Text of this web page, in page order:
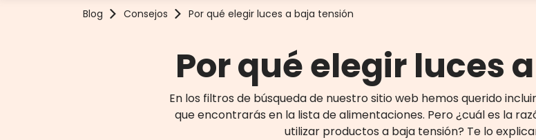
Blog Consejos Por qué elegir luces a baja tensión
Por qué elegir luces
En los filtros de búsqueda de nuestro sitio web hemos querido
que encontrarás en la lista de alimentaciones. Pero ¿cuál es la
utilizar productos a baja tensión? Te lo